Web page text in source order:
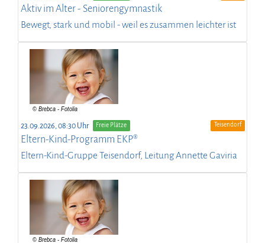
Aktiv im Alter - Seniorengymnastik
Bewegt, stark und mobil - weil es zusammen leichter ist
23.09.2026, 08:30 Uhr Freie Plätze Teisendorf
Eltern-Kind-Programm EKP®
Eltern-Kind-Gruppe Teisendorf, Leitung Annette Gaviria